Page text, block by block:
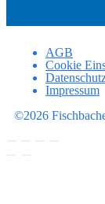
AGB
Cookie
Impressum
©2026